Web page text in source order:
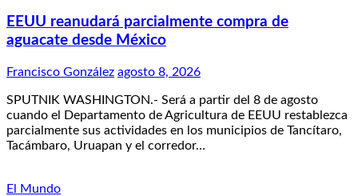
EEUU reanudará parcialmente compra de
aguacate desde México
Francisco González agosto 8, 2026
SPUTNIK WASHINGTON.- Será a partir del 8 de agosto
cuando el Departamento de Agricultura de EEUU restablezca
parcialmente sus actividades en los municipios de Tancítaro,
Tacámbaro, Uruapan y el corredor…
El Mundo